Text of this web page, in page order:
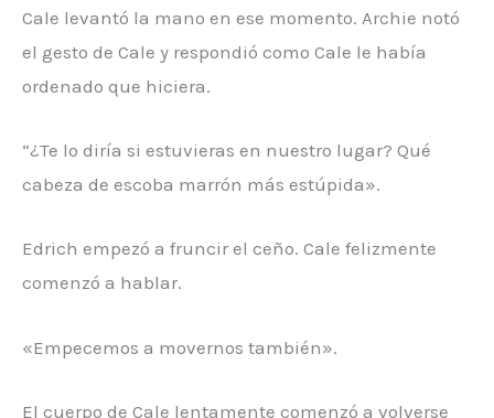
Cale levantó la mano en ese momento. Archie notó
el gesto de Cale y respondió como Cale le había
ordenado que hiciera.
“¿Te lo diría si estuvieras en nuestro lugar? Qué
cabeza de escoba marrón más estúpida».
Edrich empezó a fruncir el ceño. Cale felizmente
comenzó a hablar.
«Empecemos a movernos también».
El cuerpo de Cale lentamente comenzó a volverse